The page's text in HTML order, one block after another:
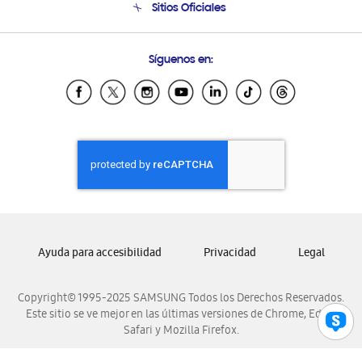
Condiciones de Compra
Soporte vía eMail
Sitios Oficiales
Samsung Ecuador
Samsung El Salvador
Samsung Honduras
Samsung Nicaragua
Samsung Panamá
Samsung Venezuela
Síguenos en:
Copyright© 1995-2025 SAMSUNG Todos los Derechos Reservados.
Este sitio se ve mejor en las últimas versiones de Chrome, Edge,
Safari y Mozilla Firefox.
Ayuda para accesibilidad Privacidad Legal